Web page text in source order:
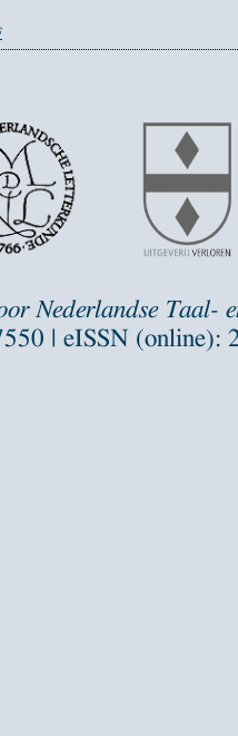
Nederlandse Taal-
| eISSN (online):